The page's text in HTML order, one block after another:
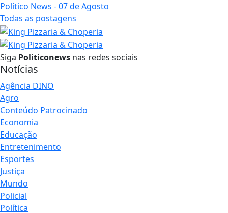
Político News - 07 de Agosto
Todas as postagens
Siga Politiconews nas redes sociais
Notícias
Agência DINO
Agro
Conteúdo Patrocinado
Economia
Educação
Entretenimento
Esportes
Justiça
Mundo
Policial
Política